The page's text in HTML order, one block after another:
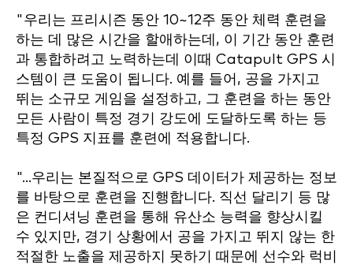
"우리는 프리시즌 동안 10~12주 동안 체력 훈련을
하는 데 많은 시간을 할애하는데, 이 기간 동안 훈련
과 통합하려고 노력하는데 이때 Catapult GPS 시
스템이 큰 도움이 됩니다. 예를 들어, 공을 가지고
뛰는 소규모 게임을 설정하고, 그 훈련을 하는 동안
모든 사람이 특정 경기 강도에 도달하도록 하는 등
특정 GPS 지표를 훈련에 적용합니다.
"...우리는 본질적으로 GPS 데이터가 제공하는 정보
를 바탕으로 훈련을 진행합니다. 직선 달리기 등 많
은 컨디셔닝 훈련을 통해 유산소 능력을 향상시킬
수 있지만, 경기 상황에서 공을 가지고 뛰지 않는 한
적절한 노출을 제공하지 못하기 때문에 선수와 럭비